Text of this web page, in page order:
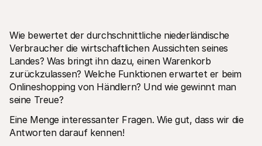
Technische Ressourcen
Developer-Portal
Entdecken Sie unsere Ressourcen und Updates für
Bibliotheken
Integrieren Sie Mollie mit unseren Plug-and-Play-Paketen
Wie bewertet der durchschnittliche niederländische
Verbraucher die wirtschaftlichen Aussichten seines
Landes? Was bringt ihn dazu, einen Warenkorb
zurückzulassen? Welche Funktionen erwartet er beim
Onlineshopping von Händlern? Und wie gewinnt man
seine Treue?
Eine Menge interessanter Fragen. Wie gut, dass wir die
Antworten darauf kennen!